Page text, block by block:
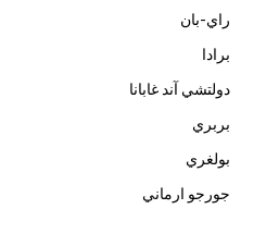
راي-بان
برادا
دولتشي آند غابانا
بربري
بولغري
جورجو ارماني